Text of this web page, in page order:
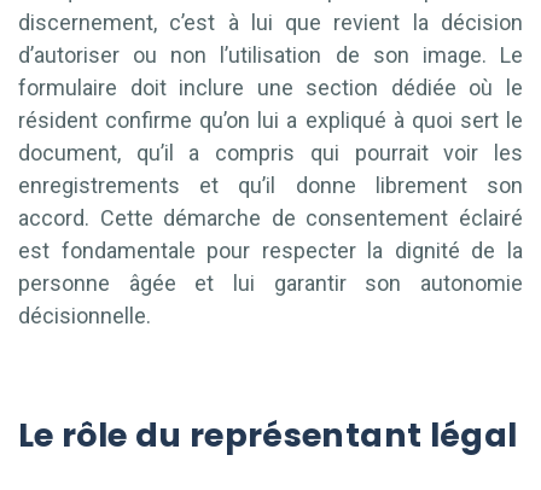
discernement, c’est à lui que revient la décision
d’autoriser ou non l’utilisation de son image. Le
formulaire doit inclure une section dédiée où le
résident confirme qu’on lui a expliqué à quoi sert le
document, qu’il a compris qui pourrait voir les
enregistrements et qu’il donne librement son
accord. Cette démarche de consentement éclairé
est fondamentale pour respecter la dignité de la
personne âgée et lui garantir son autonomie
décisionnelle.
Le rôle du représentant légal